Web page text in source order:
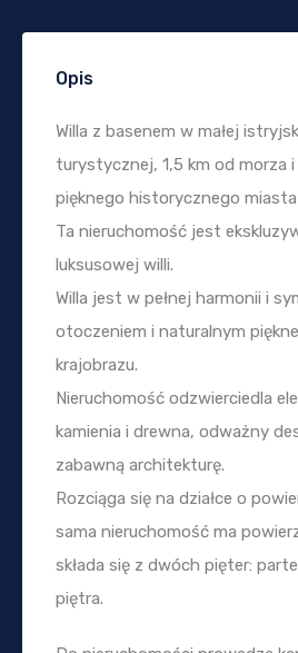
Opis
Willa z basenem w małej
turystycznej, 1,5 km od morza
pięknego historycznego miasta
Ta nieruchomość jest
luksusowej willi.
Willa jest w pełnej harmonii i
otoczeniem i naturalnym
krajobrazu.
Nieruchomość odzwierciedla
kamienia i drewna, odważny
zabawną architekturę.
Rozciąga się na działce o
sama nieruchomość ma
składa się z dwóch pięter:
piętra.